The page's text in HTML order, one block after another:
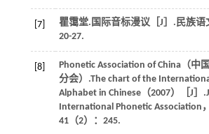
[7]
瞿霭堂.国际音标漫议［J］.民族语
20-27.
[8]
Phonetic Association of China（中
分会）.The chart of the
Alphabet in Chinese（2007）［J］
International Phonetic Association，
41（2）：245.